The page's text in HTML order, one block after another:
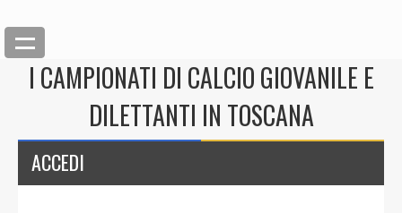
I CAMPIONATI DI CALCIO GIOVANILE E
DILETTANTI IN TOSCANA
ACCEDI